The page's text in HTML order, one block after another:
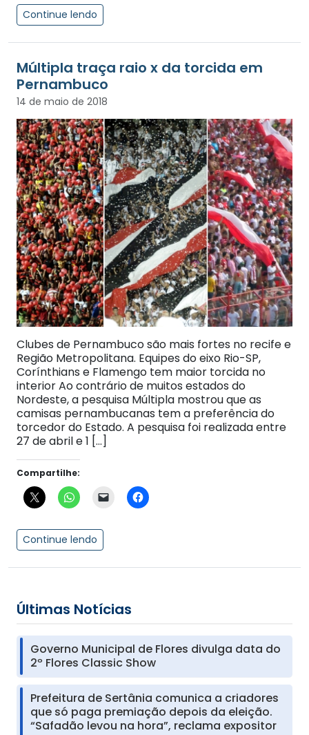
Continue lendo
Múltipla traça raio x da torcida em
Pernambuco
14 de maio de 2018
Clubes de Pernambuco são mais fortes no recife e
Região Metropolitana. Equipes do eixo Rio-SP,
Corínthians e Flamengo tem maior torcida no
interior Ao contrário de muitos estados do
Nordeste, a pesquisa Múltipla mostrou que as
camisas pernambucanas tem a preferência do
torcedor do Estado. A pesquisa foi realizada entre
27 de abril e 1 […]
Compartilhe:
Continue lendo
Últimas Notícias
Governo Municipal de Flores divulga data do
2º Flores Classic Show
Prefeitura de Sertânia comunica a criadores
que só paga premiação depois da eleição.
“Safadão levou na hora”, reclama expositor